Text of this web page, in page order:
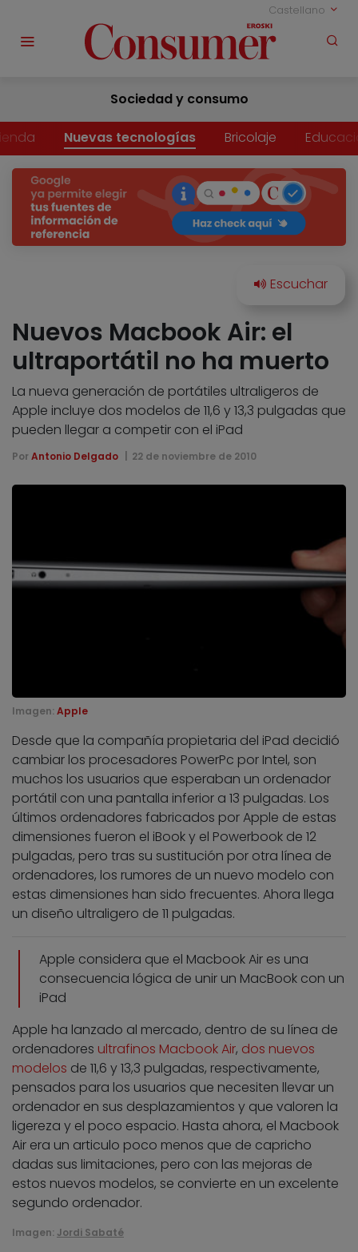
Castellano
Sociedad y consumo
Nuevas tecnologías Bricolaje
Nuevos Macbook Air: el
ultraportátil no ha muerto
La nueva generación de portátiles ultraligeros de
Apple incluye dos modelos de 11,6 y 13,3 pulgadas que
pueden llegar a competir con el iPad
Por Antonio Delgado 22 de noviembre de 2010
Imagen: Apple
Desde que la compañía propietaria del iPad decidió
cambiar los procesadores PowerPc por Intel, son
muchos los usuarios que esperaban un ordenador
portátil con una pantalla inferior a 13 pulgadas. Los
últimos ordenadores fabricados por Apple de estas
dimensiones fueron el iBook y el Powerbook de 12
pulgadas, pero tras su sustitución por otra línea de
ordenadores, los rumores de un nuevo modelo con
estas dimensiones han sido frecuentes. Ahora llega
un diseño ultraligero de 11 pulgadas.
Apple considera que el Macbook Air es una
consecuencia lógica de unir un MacBook con un
iPad
Apple ha lanzado al mercado, dentro de su línea de
ordenadores ultrafinos Macbook Air, dos nuevos
modelos de 11,6 y 13,3 pulgadas, respectivamente,
pensados para los usuarios que necesiten llevar un
ordenador en sus desplazamientos y que valoren la
ligereza y el poco espacio. Hasta ahora, el Macbook
Air era un articulo poco menos que de capricho
dadas sus limitaciones, pero con las mejoras de
estos nuevos modelos, se convierte en un excelente
segundo ordenador.
Imagen: Jordi Sabaté